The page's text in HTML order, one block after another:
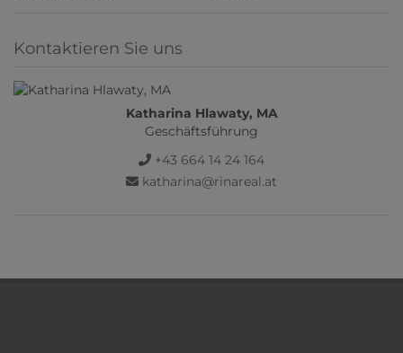
Kontaktieren Sie uns
Katharina Hlawaty, MA
Geschäftsführung
+43 664 14 24 164
katharina@rinareal.at